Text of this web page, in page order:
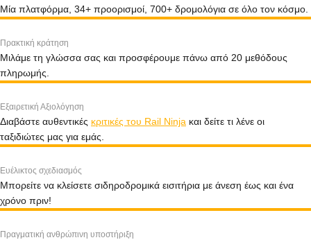
Μία πλατφόρμα, 34+ προορισμοί, 700+ δρομολόγια σε όλο τον κόσμο.
Πρακτική κράτηση
Μιλάμε τη γλώσσα σας και προσφέρουμε πάνω από 20 μεθόδους
πληρωμής.
Εξαιρετική Αξιολόγηση
Διαβάστε αυθεντικές κριτικές του Rail Ninja και δείτε τι λένε οι
ταξιδιώτες μας για εμάς.
Ευέλικτος σχεδιασμός
Μπορείτε να κλείσετε σιδηροδρομικά εισιτήρια με άνεση έως και ένα
χρόνο πριν!
Πραγματική ανθρώπινη υποστήριξη